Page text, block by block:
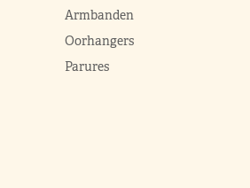
Armbanden
Oorhangers
Parures